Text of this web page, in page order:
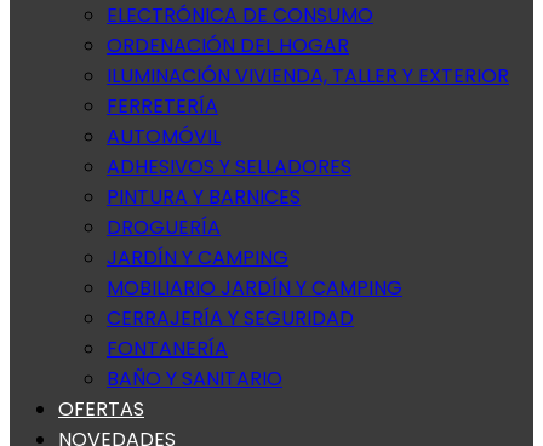
ELECTRÓNICA DE CONSUMO
ORDENACIÓN DEL HOGAR
ILUMINACIÓN VIVIENDA, TALLER Y EXTERIOR
FERRETERÍA
AUTOMÓVIL
ADHESIVOS Y SELLADORES
PINTURA Y BARNICES
DROGUERÍA
JARDÍN Y CAMPING
MOBILIARIO JARDÍN Y CAMPING
CERRAJERÍA Y SEGURIDAD
FONTANERÍA
BAÑO Y SANITARIO
OFERTAS
NOVEDADES